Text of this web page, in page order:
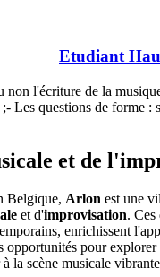
Etudiant
l'écriture de la
Les questions de forme :
et de
Belgique, Arlon est une
et d'improvisation.
enrichissent
opportunités pour
la scène musicale